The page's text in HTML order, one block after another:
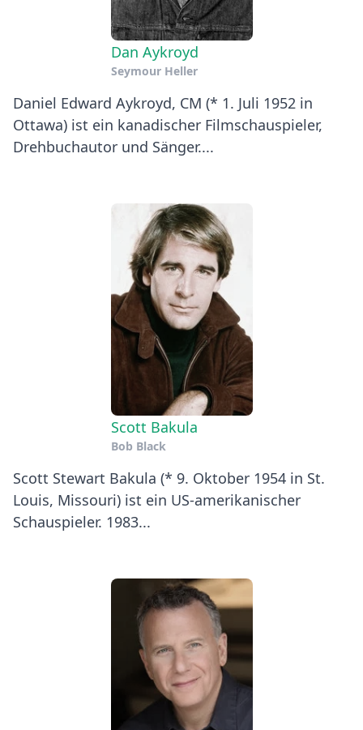
Dan Aykroyd
Seymour Heller
Daniel Edward Aykroyd, CM (* 1. Juli 1952 in
Ottawa) ist ein kanadischer Filmschauspieler,
Drehbuchautor und Sänger....
Scott Bakula
Bob Black
Scott Stewart Bakula (* 9. Oktober 1954 in St.
Louis, Missouri) ist ein US-amerikanischer
Schauspieler. 1983...